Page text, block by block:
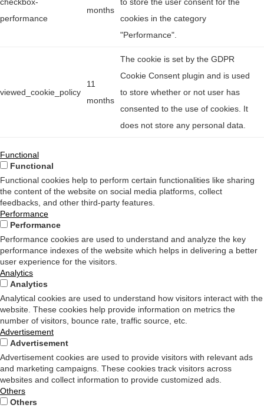
performance
months
cookies in the category
"Performance".
viewed_cookie_policy
11
months
The cookie is set by the GDPR
Cookie Consent plugin and is used
to store whether or not user has
consented to the use of cookies. It
does not store any personal data.
Functional
Functional
Functional cookies help to perform certain functionalities like sharing
the content of the website on social media platforms, collect
feedbacks, and other third-party features.
Performance
Performance
Performance cookies are used to understand and analyze the key
performance indexes of the website which helps in delivering a better
user experience for the visitors.
Analytics
Analytics
Analytical cookies are used to understand how visitors interact with the
website. These cookies help provide information on metrics the
number of visitors, bounce rate, traffic source, etc.
Advertisement
Advertisement
Advertisement cookies are used to provide visitors with relevant ads
and marketing campaigns. These cookies track visitors across
websites and collect information to provide customized ads.
Others
Others